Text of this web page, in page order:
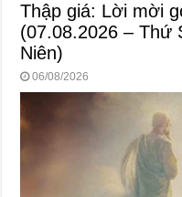
Thập giá: Lời mời
(07.08.2026 – Thứ
Niên)
06/08/2026